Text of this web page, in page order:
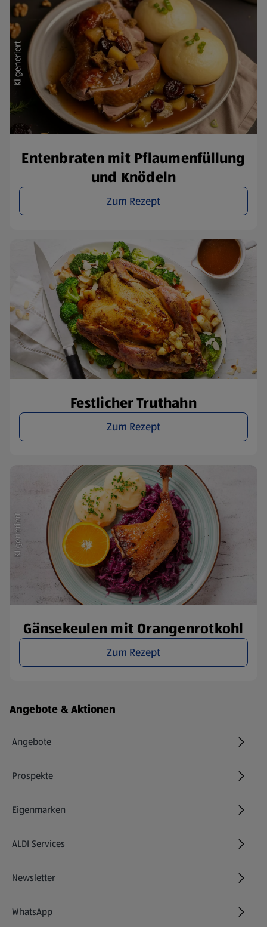
Entenbraten mit Pflaumenfüllung
und Knödeln
Zum Rezept
Festlicher Truthahn
Zum Rezept
Gänsekeulen mit Orangenrotkohl
Zum Rezept
Fußzeilenmenü - weitere Links
Angebote & Aktionen
Angebote
Prospekte
Eigenmarken
ALDI Services
Newsletter
WhatsApp